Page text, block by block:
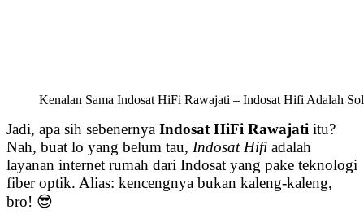
Kenalan Sama Indosat HiFi Rawajati – Indosat Hifi Adalah
Jadi, apa sih sebenernya Indosat HiFi Rawajati itu?
Nah, buat lo yang belum tau, Indosat Hifi adalah
layanan internet rumah dari Indosat yang pake teknologi
fiber optik. Alias: kencengnya bukan kaleng-kaleng,
bro! 😎